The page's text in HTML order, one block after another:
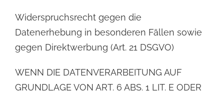
Widerspruchsrecht gegen die
Datenerhebung in besonderen Fällen sowie
gegen Direktwerbung (Art. 21 DSGVO)
WENN DIE DATENVERARBEITUNG AUF
GRUNDLAGE VON ART. 6 ABS. 1 LIT. E ODER